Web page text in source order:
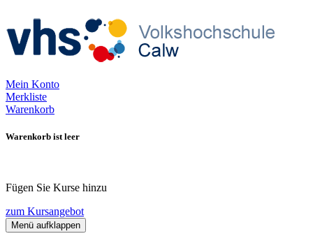
Mein Konto
Merkliste
Warenkorb
Warenkorb ist leer
Fügen Sie Kurse hinzu
zum Kursangebot
Menü aufklappen